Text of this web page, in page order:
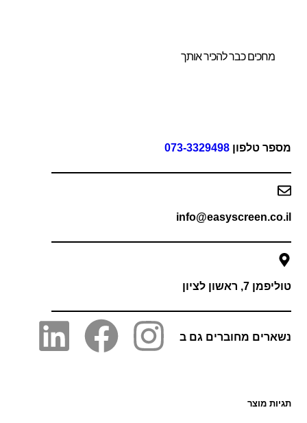
מחכים כבר להכיר אותך
טלפון073-3329498
7, ראשון לציון
מחוברים גם ב
מוצר